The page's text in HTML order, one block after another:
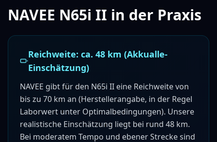
NAVEE N65i II in der Praxis
Reichweite: ca. 48km (Akkualle-
Einschätzung)
NAVEE gibt für den N65i II eine Reichweite von
bis zu 70 km an (Herstellerangabe, in der Regel
Laborwert unter Optimalbedingungen). Unsere
realistische Einschätzung liegt bei rund 48 km.
Bei moderatem Tempo und ebener Strecke sind